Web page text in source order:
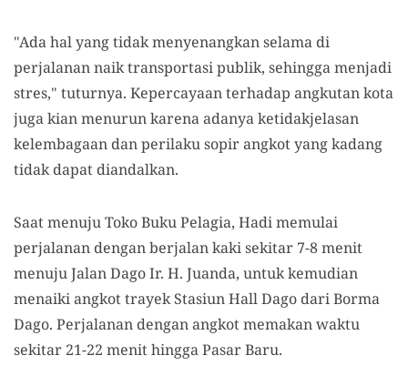
"Ada hal yang tidak menyenangkan selama di
perjalanan naik transportasi publik, sehingga menjadi
stres," tuturnya. Kepercayaan terhadap angkutan kota
juga kian menurun karena adanya ketidakjelasan
kelembagaan dan perilaku sopir angkot yang kadang
tidak dapat diandalkan.
Saat menuju Toko Buku Pelagia, Hadi memulai
perjalanan dengan berjalan kaki sekitar 7-8 menit
menuju Jalan Dago Ir. H. Juanda, untuk kemudian
menaiki angkot trayek Stasiun Hall Dago dari Borma
Dago. Perjalanan dengan angkot memakan waktu
sekitar 21-22 menit hingga Pasar Baru.